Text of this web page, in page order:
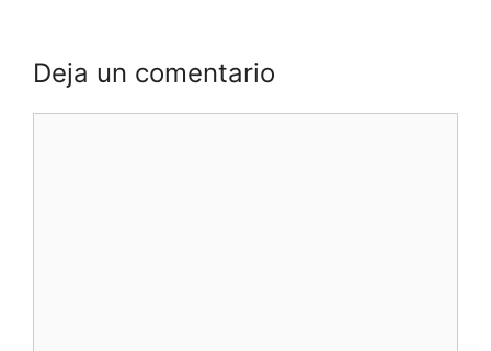
Deja un comentario